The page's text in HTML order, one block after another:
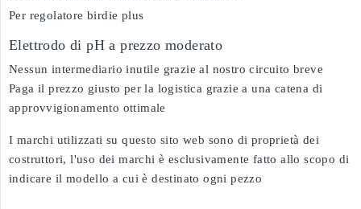
Per regolatore birdie plus
Elettrodo di pH a prezzo moderato
Nessun intermediario inutile grazie al nostro circuito breve
Paga il prezzo giusto per la logistica grazie a una catena di
approvvigionamento ottimale
I marchi utilizzati su questo sito web sono di proprietà dei
costruttori, l'uso dei marchi è esclusivamente fatto allo scopo di
indicare il modello a cui è destinato ogni pezzo